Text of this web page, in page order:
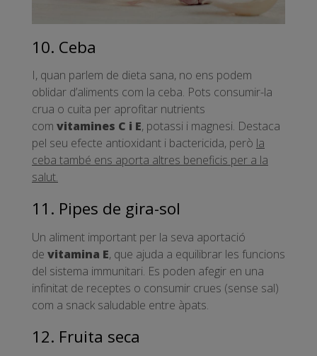
10. Ceba
I, quan parlem de dieta sana, no ens podem
oblidar d’aliments com la ceba. Pots consumir-la
crua o cuita per aprofitar nutrients
com vitamines C i E, potassi i magnesi. Destaca
pel seu efecte antioxidant i bactericida, però la
ceba també ens aporta altres beneficis per a la
salut.
11. Pipes de gira-sol
Un aliment important per la seva aportació
de vitamina E, que ajuda a equilibrar les funcions
del sistema immunitari. Es poden afegir en una
infinitat de receptes o consumir crues (sense sal)
com a snack saludable entre àpats.
12. Fruita seca